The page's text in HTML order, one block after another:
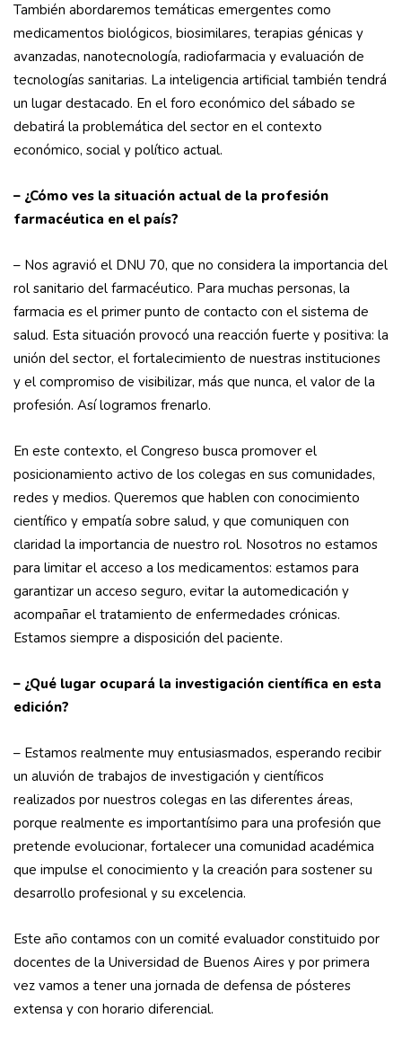
También abordaremos temáticas emergentes como
medicamentos biológicos, biosimilares, terapias génicas y
avanzadas, nanotecnología, radiofarmacia y evaluación de
tecnologías sanitarias. La inteligencia artificial también tendrá
un lugar destacado. En el foro económico del sábado se
debatirá la problemática del sector en el contexto
económico, social y político actual.
– ¿Cómo ves la situación actual de la profesión
farmacéutica en el país?
– Nos agravió el DNU 70, que no considera la importancia del
rol sanitario del farmacéutico. Para muchas personas, la
farmacia es el primer punto de contacto con el sistema de
salud. Esta situación provocó una reacción fuerte y positiva: la
unión del sector, el fortalecimiento de nuestras instituciones
y el compromiso de visibilizar, más que nunca, el valor de la
profesión. Así logramos frenarlo.
En este contexto, el Congreso busca promover el
posicionamiento activo de los colegas en sus comunidades,
redes y medios. Queremos que hablen con conocimiento
científico y empatía sobre salud, y que comuniquen con
claridad la importancia de nuestro rol. Nosotros no estamos
para limitar el acceso a los medicamentos: estamos para
garantizar un acceso seguro, evitar la automedicación y
acompañar el tratamiento de enfermedades crónicas.
Estamos siempre a disposición del paciente.
– ¿Qué lugar ocupará la investigación científica en esta
edición?
– Estamos realmente muy entusiasmados, esperando recibir
un aluvión de trabajos de investigación y científicos
realizados por nuestros colegas en las diferentes áreas,
porque realmente es importantísimo para una profesión que
pretende evolucionar, fortalecer una comunidad académica
que impulse el conocimiento y la creación para sostener su
desarrollo profesional y su excelencia.
Este año contamos con un comité evaluador constituido por
docentes de la Universidad de Buenos Aires y por primera
vez vamos a tener una jornada de defensa de pósteres
extensa y con horario diferencial.